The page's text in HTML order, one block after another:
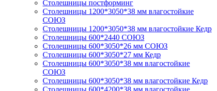
Столешницы постформинг
Столешницы 1200*3050*38 мм влагостойкие
СОЮЗ
Столешницы 1200*3050*38 мм влагостойкие Кедр
Столешницы 600*2440 СОЮЗ
Столешницы 600*3050*26 мм СОЮЗ
Столешницы 600*3050*27 мм Кедр
Столешницы 600*3050*38 мм влагостойкие
СОЮЗ
Столешницы 600*3050*38 мм влагостойкие Кедр
Столешницы 600*4200*38 мм влагостойкие